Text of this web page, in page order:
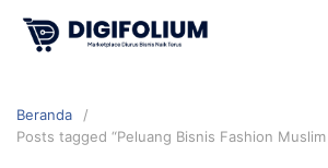
Beranda
Posts tagged “Peluang Bisnis Fashion